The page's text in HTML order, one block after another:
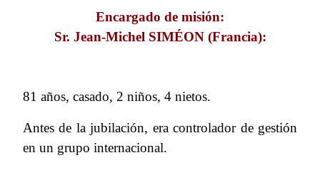
Encargado de misión:
Sr. Jean-Michel SIMÉON (Francia):
81 años, casado, 2 niños, 4 nietos.
Antes de la jubilación, era controlador de gestión
en un grupo internacional.